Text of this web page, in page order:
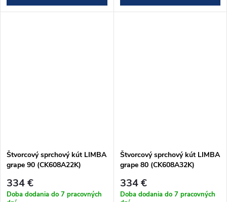
Štvorcový sprchový kút LIMBA
grape 90 (CK608A22K)
334 €
Doba dodania do 7 pracovných
Štvorcový sprchový kút LIMBA
grape 80 (CK608A32K)
334 €
Doba dodania do 7 pracovných